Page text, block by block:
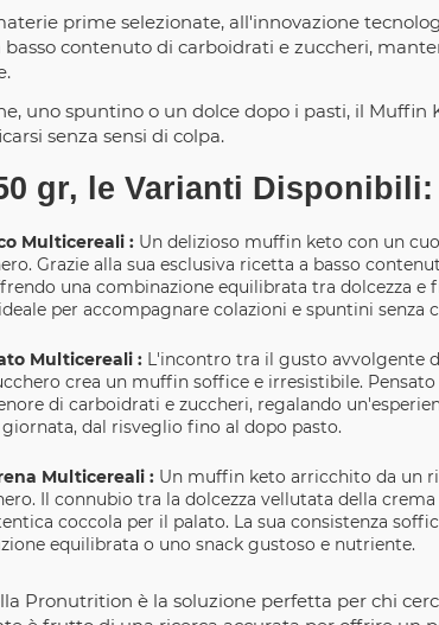
prime selezionate, all'innovazione
contenuto di carboidrati e zuccheri,
uno spuntino o un dolce dopo i pasti, il Muffin
senza sensi di colpa.
gr, le Varianti Disponibili:
Multicereali : Un delizioso muffin keto con un
Grazie alla sua esclusiva ricetta a basso
una combinazione equilibrata tra dolcezza e
per accompagnare colazioni e spuntini senza
Multicereali : L'incontro tra il gusto avvolgente
crea un muffin soffice e irresistibile.
di carboidrati e zuccheri, regalando
dal risveglio fino al dopo pasto.
Multicereali : Un muffin keto arricchito da un
Il connubio tra la dolcezza vellutata della
coccola per il palato. La sua consistenza
equilibrata o uno snack gustoso e nutriente.
Pronutrition è la soluzione perfetta per chi